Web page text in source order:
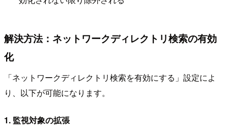
解決方法：ネットワークディレクトリ検索の有効
化
「ネットワークディレクトリ検索を有効にする」設定によ
り、以下が可能になります。
1. 監視対象の拡張